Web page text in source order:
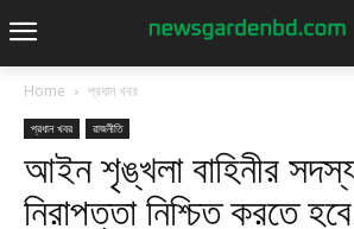
Home প্রধান খবর
প্রধান খবর রাজনীতি
আইন শৃঙ্খলা বাহিনীর
নিরাপত্তা নিশ্চিত করতে